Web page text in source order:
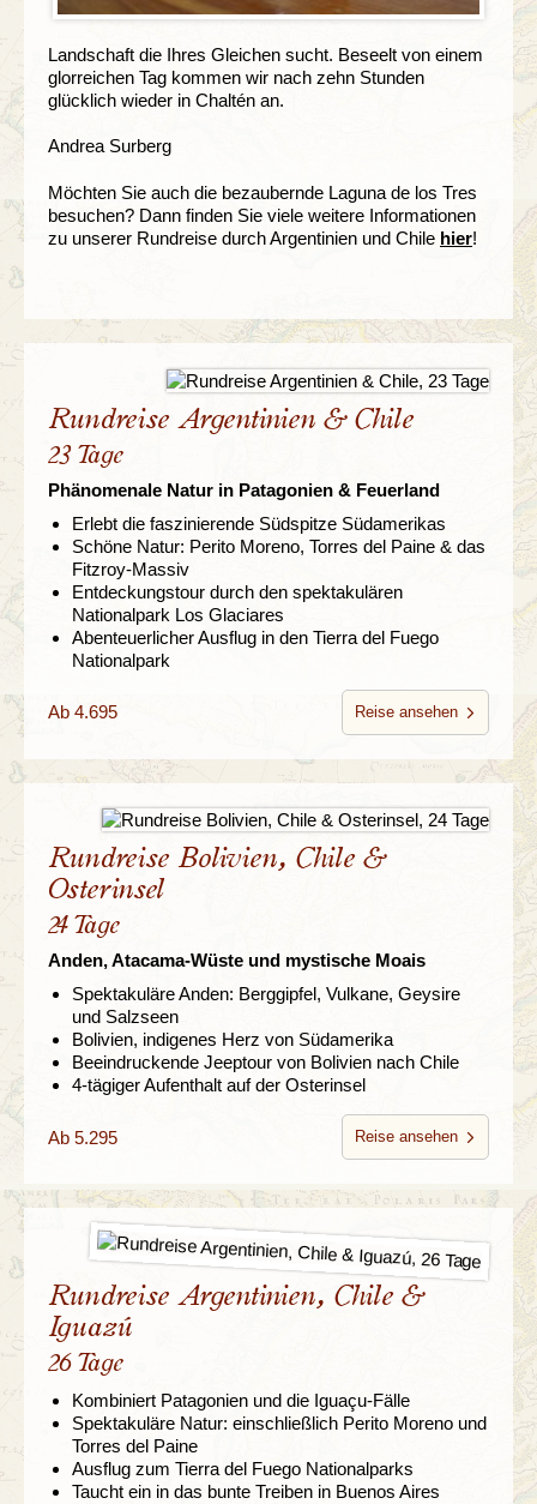
Landschaft die Ihres Gleichen sucht. Beseelt von einem
glorreichen Tag kommen wir nach zehn Stunden
glücklich wieder in Chaltén an.
Andrea Surberg
Möchten Sie auch die bezaubernde Laguna de los Tres
besuchen? Dann finden Sie viele weitere Informationen
zu unserer Rundreise durch Argentinien und Chile hier!
Rundreise Argentinien & Chile
23 Tage
Phänomenale Natur in Patagonien & Feuerland
Erlebt die faszinierende Südspitze Südamerikas
Schöne Natur: Perito Moreno, Torres del Paine & das
Fitzroy-Massiv
Entdeckungstour durch den spektakulären
Nationalpark Los Glaciares
Abenteuerlicher Ausflug in den Tierra del Fuego
Nationalpark
Ab 4.695 Reise ansehen
Rundreise Bolivien, Chile &
Osterinsel
24 Tage
Anden, Atacama-Wüste und mystische Moais
Spektakuläre Anden: Berggipfel, Vulkane, Geysire
und Salzseen
Bolivien, indigenes Herz von Südamerika
Beeindruckende Jeeptour von Bolivien nach Chile
4-tägiger Aufenthalt auf der Osterinsel
Ab 5.295 Reise ansehen
Rundreise Argentinien, Chile &
Iguazú
26 Tage
Kombiniert Patagonien und die Iguaçu-Fälle
Spektakuläre Natur: einschließlich Perito Moreno und
Torres del Paine
Ausflug zum Tierra del Fuego Nationalparks
Taucht ein in das bunte Treiben in Buenos Aires